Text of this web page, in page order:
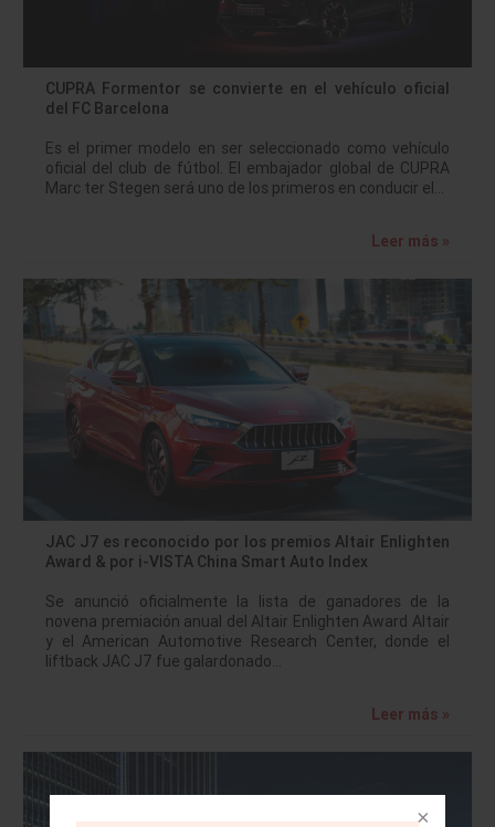
CUPRA Formentor se convierte en el vehículo oficial
del FC Barcelona
Es el primer modelo en ser seleccionado como vehículo
oficial del club de fútbol. El embajador global de CUPRA
Marc ter Stegen será uno de los primeros en conducir el…
Leer más »
JAC J7 es reconocido por los premios Altair Enlighten
Award & por i-VISTA China Smart Auto Index
Se anunció oficialmente la lista de ganadores de la
novena premiación anual del Altair Enlighten Award Altair
y el American Automotive Research Center, donde el
liftback JAC J7 fue galardonado…
Leer más »